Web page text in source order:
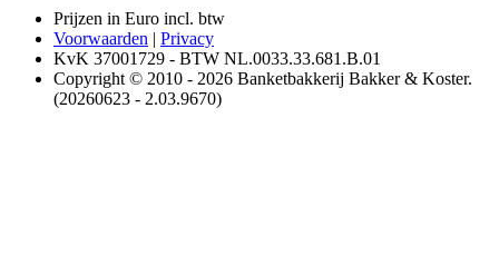
Prijzen in Euro incl. btw
Voorwaarden | Privacy
KvK 37001729 - BTW NL.0033.33.681.B.01
Copyright © 2010 - 2026 Banketbakkerij Bakker & Koster.
(20260623 - 2.03.9670)